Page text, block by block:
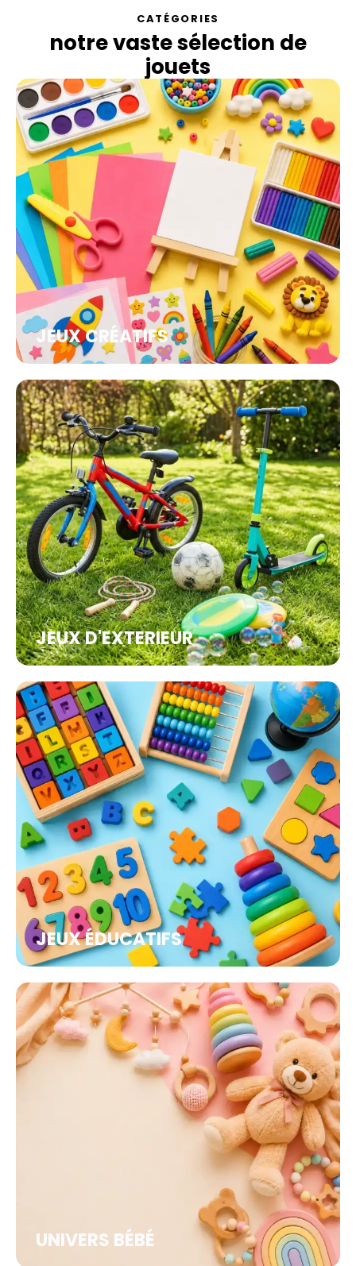
CATÉGORIES
notre vaste sélection de
jouets
JEUX CRÉATIFS
JEUX D'EXTERIEUR
JEUX ÉDUCATIFS
UNIVERS BÉBÉ